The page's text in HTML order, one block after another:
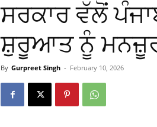
ਸਰਕਾਰ ਵੱਲੋਂ
ਸ਼ੁਰੂਆਤ ਨੂੰ
By Gurpreet Singh - February 10, 2026